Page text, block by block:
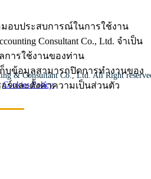
& Consultant Co., Ltd. All Right
Cookies Policy
อบประสบการณ์ในการใช้งาน
Consultant Co., Ltd. จำเป็น
การใช้งานของท่าน
บข้อมูลสามารถปิดการทำงานของ
ร์และตั้งค่าความเป็นส่วนตัว